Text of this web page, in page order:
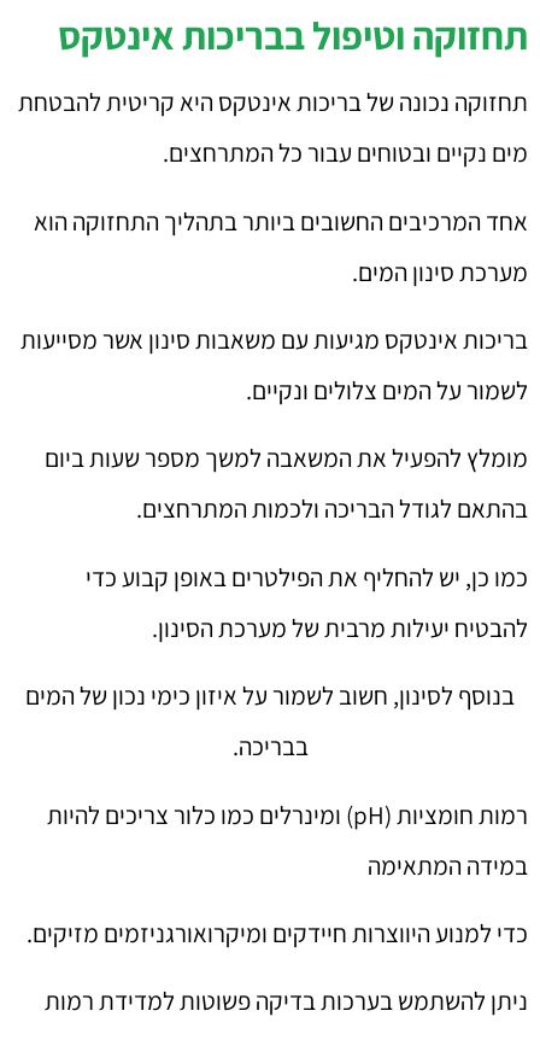
תחזוקה וטיפול בבריכות אינטקס
תחזוקה נכונה של בריכות אינטקס היא קריטית להבטחת
מים נקיים ובטוחים עבור כל המתרחצים.
אחד המרכיבים החשובים ביותר בתהליך התחזוקה הוא
מערכת סינון המים.
בריכות אינטקס מגיעות עם משאבות סינון אשר מסייעות
לשמור על המים צלולים ונקיים.
מומלץ להפעיל את המשאבה למשך מספר שעות ביום
בהתאם לגודל הבריכה ולכמות המתרחצים.
כמו כן, יש להחליף את הפילטרים באופן קבוע כדי
להבטיח יעילות מרבית של מערכת הסינון.
בנוסף לסינון, חשוב לשמור על איזון כימי נכון של המים
בבריכה.
רמות חומציות (pH) ומינרלים כמו כלור צריכים להיות
במידה המתאימה
כדי למנוע היווצרות חיידקים ומיקרואורגניזמים מזיקים.
ניתן להשתמש בערכות בדיקה פשוטות למדידת רמות